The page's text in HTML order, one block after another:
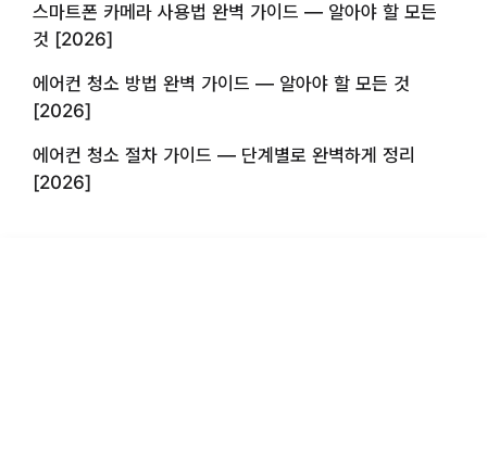
스마트폰 카메라 사용법 완벽 가이드 — 알아야 할 모든
것 [2026]
에어컨 청소 방법 완벽 가이드 — 알아야 할 모든 것
[2026]
에어컨 청소 절차 가이드 — 단계별로 완벽하게 정리
[2026]